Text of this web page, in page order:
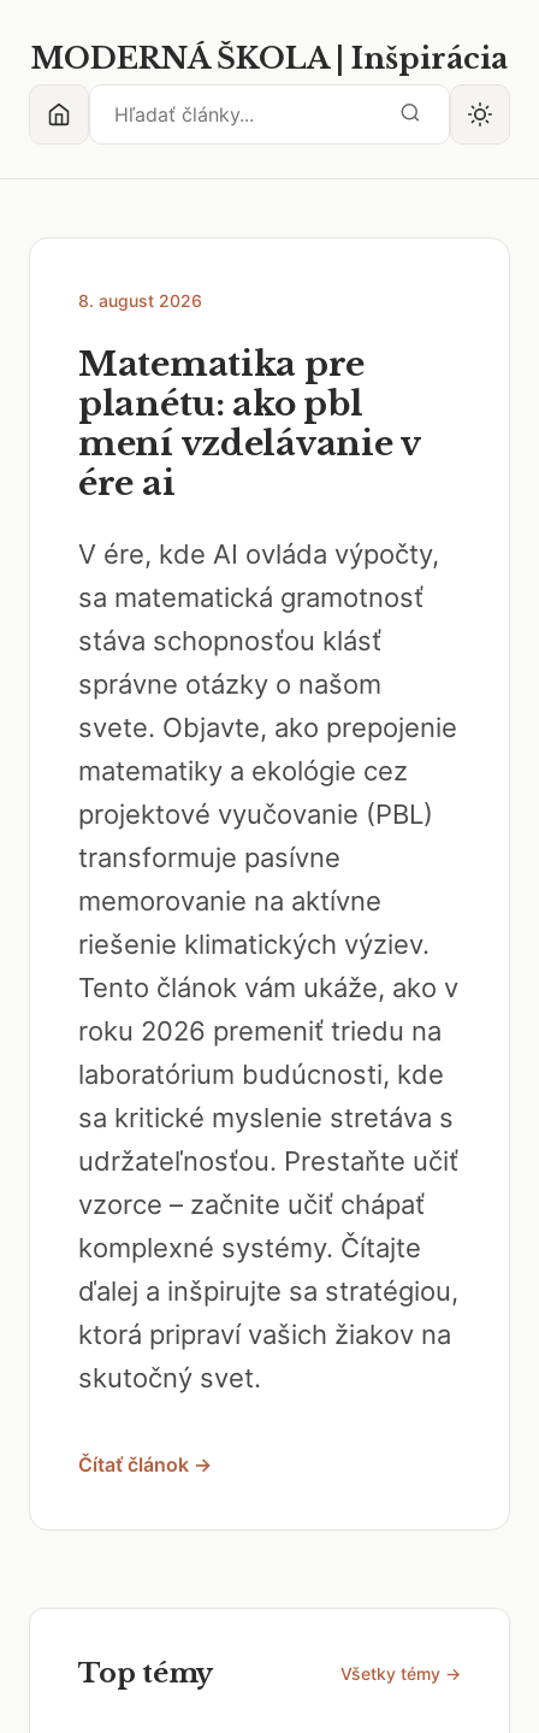
MODERNÁ ŠKOLA | Inšpirácia
8. august 2026
Matematika pre
planétu: ako pbl
mení vzdelávanie v
ére ai
V ére, kde AI ovláda výpočty,
sa matematická gramotnosť
stáva schopnosťou klásť
správne otázky o našom
svete. Objavte, ako prepojenie
matematiky a ekológie cez
projektové vyučovanie (PBL)
transformuje pasívne
memorovanie na aktívne
riešenie klimatických výziev.
Tento článok vám ukáže, ako v
roku 2026 premeniť triedu na
laboratórium budúcnosti, kde
sa kritické myslenie stretáva s
udržateľnosťou. Prestaňte učiť
vzorce – začnite učiť chápať
komplexné systémy. Čítajte
ďalej a inšpirujte sa stratégiou,
ktorá pripraví vašich žiakov na
skutočný svet.
Čítať článok →
Top témy Všetky témy →